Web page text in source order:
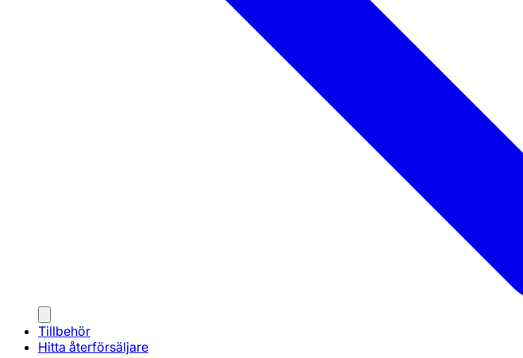
Tillbehör
Hitta återförsäljare